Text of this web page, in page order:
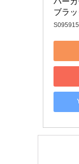
ブラ